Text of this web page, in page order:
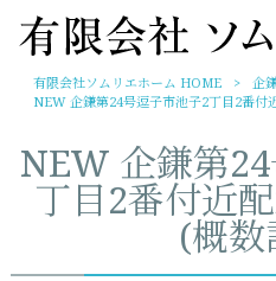
有限会社ソムリエホーム HOME > 企
NEW 企鎌第24号逗子市池子2丁目2番付
NEW 企鎌第
丁目2番付近
(概数